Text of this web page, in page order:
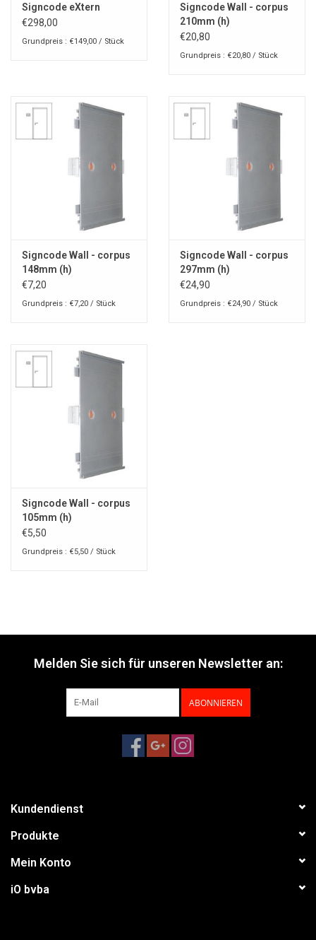
Signcode eXtern
€298,00
Grundpreis : €149,00 / Stück
Signcode Wall - corpus
210mm (h)
€20,80
Grundpreis : €20,80 / Stück
Signcode Wall - corpus
148mm (h)
€7,20
Grundpreis : €7,20 / Stück
Signcode Wall - corpus
297mm (h)
€24,90
Grundpreis : €24,90 / Stück
Signcode Wall - corpus
105mm (h)
€5,50
Grundpreis : €5,50 / Stück
Melden Sie sich für unseren Newsletter an:
ABONNIEREN
Kundendienst
Produkte
Mein Konto
iO bvba